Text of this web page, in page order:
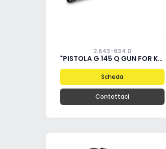
2.643-634.0
"PISTOLA G 145 Q GUN FOR K4 - K5 FULL CONTROL & POWER CONTROL"
Scheda
Contattaci